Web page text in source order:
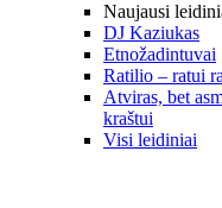
Naujausi
DJ Kaziukas
Etnožadintuvai
Ratilio – ratui
Atviras, bet
kraštui
Visi leidiniai